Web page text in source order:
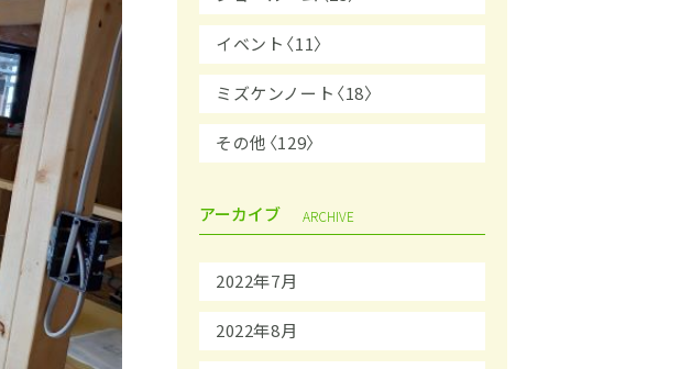
イベント〈11〉
ミズケンノート〈18〉
その他〈129〉
アーカイブ ARCHIVE
2022年7月
2022年8月